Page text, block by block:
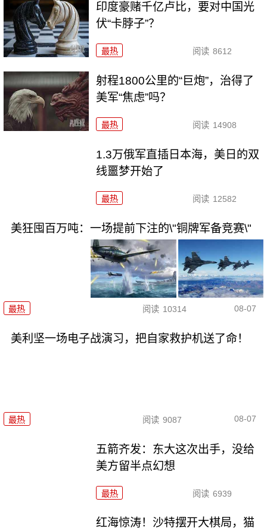
印度豪赌千亿卢比，要对中国光
伏“卡脖子”？
最热 阅读 8612
射程1800公里的“巨炮”，治得了
美军“焦虑”吗？
最热 阅读 14908
1.3万俄军直插日本海，美日的双
线噩梦开始了
最热 阅读 12582
美狂囤百万吨：一场提前下注的\"铜牌军备竞赛\"
最热 阅读 10314 08-07
美利坚一场电子战演习，把自家救护机送了命！
最热 阅读 9087 08-07
五箭齐发：东大这次出手，没给
美方留半点幻想
最热 阅读 6939
红海惊涛！沙特摆开大棋局，猫